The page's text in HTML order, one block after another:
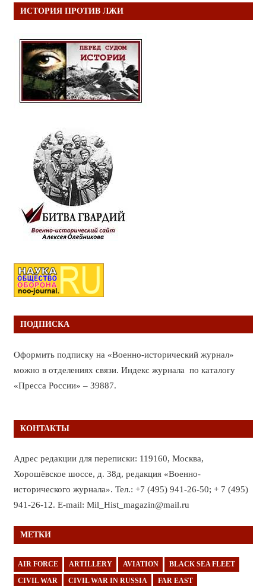
ИСТОРИЯ ПРОТИВ ЛЖИ
ПОДПИСКА
Оформить подписку на «Военно-исторический журнал»
можно в отделениях связи. Индекс журнала по каталогу
«Пресса России» – 39887.
КОНТАКТЫ
Адрес редакции для переписки: 119160, Москва,
Хорошёвское шоссе, д. 38д, редакция «Военно-
исторического журнала». Тел.: +7 (495) 941-26-50; + 7 (495)
941-26-12. E-mail: Mil_Hist_magazin@mail.ru
МЕТКИ
AIR FORCE ARTILLERY AVIATION BLACK SEA FLEET
CIVIL WAR CIVIL WAR IN RUSSIA FAR EAST